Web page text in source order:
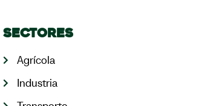
Sectores
Agrícola
Industria